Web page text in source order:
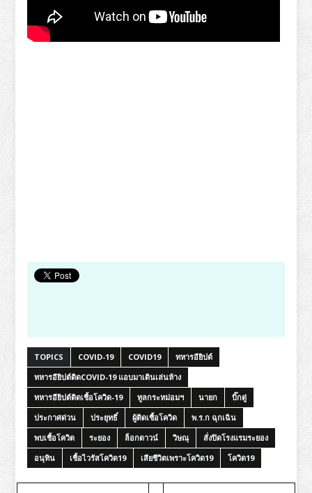
TOPICS COVID-19 COVID19
ทหารอียิปต์
ทหารอียิปต์ติดCOVID-19 แอบมาเดินเล่นห้าง
ทหารอียิปต์ติดเชื้อโควิด-19
ทูลกระหม่อมฯ นายก
บิ๊กตู่
ประกาศด่วน
ประยุทธิ์ ผู้ติดเชื้อโควิด
พ.ร.ก ฉุกเฉิน
พบเชื้อโควิด
ระยอง ล็อกดาวน์ วิษณุ
สั่งปิดโรงแรมระยอง
อนุทิน
เชื้อไวรัสโควิด19 เสียชีวิตเพราะโควิด19 โควิด19